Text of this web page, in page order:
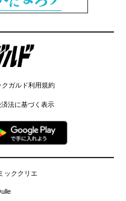
ド
クガルド利用規約
法に基づく表示
ッククリエ